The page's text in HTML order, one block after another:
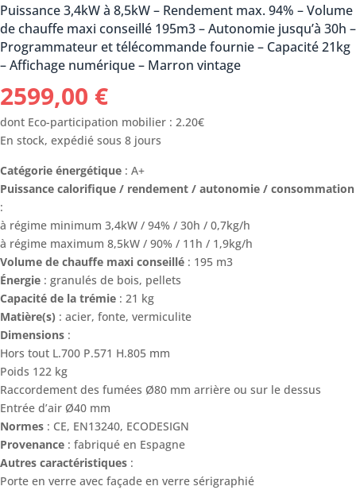
Puissance 3,4kW à 8,5kW – Rendement max. 94% – Volume
de chauffe maxi conseillé 195m3 – Autonomie jusqu’à 30h –
Programmateur et télécommande fournie – Capacité 21kg
– Affichage numérique – Marron vintage
2599,00 €
dont Eco-participation mobilier : 2.20€
En stock, expédié sous 8 jours
Catégorie énergétique : A+
Puissance calorifique / rendement / autonomie / consommation
:
à régime minimum 3,4kW / 94% / 30h / 0,7kg/h
à régime maximum 8,5kW / 90% / 11h / 1,9kg/h
Volume de chauffe maxi conseillé : 195 m3
Énergie : granulés de bois, pellets
Capacité de la trémie : 21 kg
Matière(s) : acier, fonte, vermiculite
Dimensions :
Hors tout L.700 P.571 H.805 mm
Poids 122 kg
Raccordement des fumées Ø80 mm arrière ou sur le dessus
Entrée d’air Ø40 mm
Normes : CE, EN13240, ECODESIGN
Provenance : fabriqué en Espagne
Autres caractéristiques :
Porte en verre avec façade en verre sérigraphié